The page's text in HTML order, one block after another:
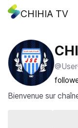
CHIHIA TV
Bienvenue sur